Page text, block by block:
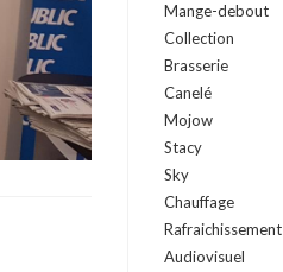
Mange-debout
Collection
Brasserie
Canelé
Mojow
Stacy
Sky
Chauffage
Rafraichissement
Audiovisuel